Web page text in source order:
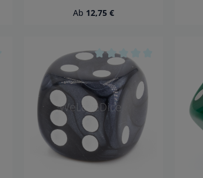
Wegen verschluckbarer
Regulärer Preis:
Ab 12,75 €
Bewertung von 0 von 5 Sternen
Durchschnittliche